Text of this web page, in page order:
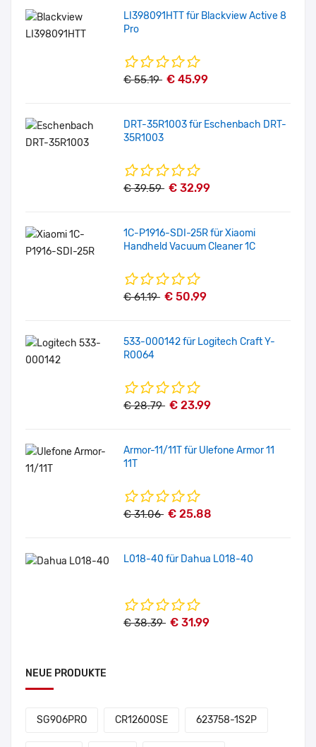
LI398091HTT für Blackview Active 8
Pro
€ 55.19 € 45.99
DRT-35R1003 für Eschenbach DRT-
35R1003
€ 39.59 € 32.99
1C-P1916-SDI-25R für Xiaomi
Handheld Vacuum Cleaner 1C
€ 61.19 € 50.99
533-000142 für Logitech Craft Y-
R0064
€ 28.79 € 23.99
Armor-11/11T für Ulefone Armor 11
11T
€ 31.06 € 25.88
L018-40 für Dahua L018-40
€ 38.39 € 31.99
NEUE PRODUKTE
SG906PRO CR12600SE 623758-1S2P